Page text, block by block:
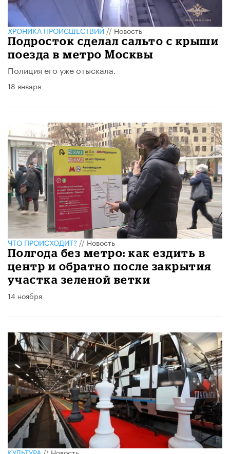
ХРОНИКА ПРОИСШЕСТВИЙ//Новость
Подросток сделал сальто с крыши
поезда в метро Москвы
Полиция его уже отыскала.
18 января
ЧТО ПРОИСХОДИТ?//Новость
Полгода без метро: как ездить в
центр и обратно после закрытия
участка зеленой ветки
14 ноября